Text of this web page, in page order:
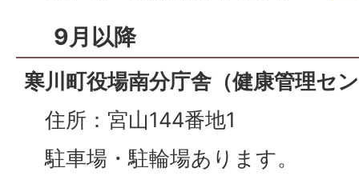
9月以降
寒川町役場南分庁舎（健康管理セ
住所：宮山144番地1
駐車場・駐輪場あります。